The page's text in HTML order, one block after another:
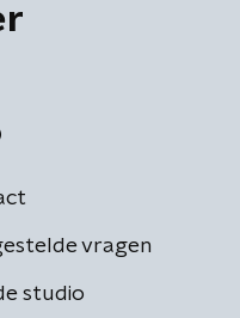
vragen
studio